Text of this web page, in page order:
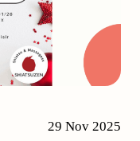
29 Nov 2025